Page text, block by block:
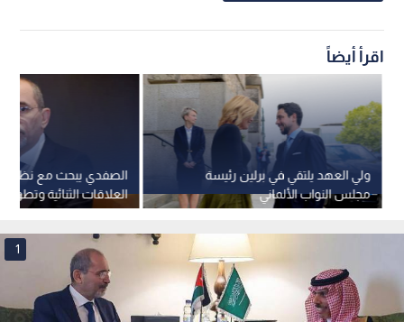
اقرأ أيضاً
الصفدي يبحث مع نظيره
العلاقات الثنائية
الإقليمية
ولي العهد يلتقي في برلين رئيسة
مجلس النواب الألماني
1